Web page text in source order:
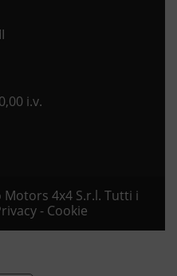
i.v.
4x4 S.r.l. Tutti i
- Cookie